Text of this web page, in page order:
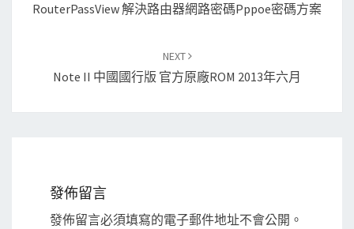
RouterPassView 解決路由器網路密碼pppoe密碼方案
NEXT
Note II 中國國行版 官方原廠ROM 2013年六月
發佈留言
發佈留言必須填寫的電子郵件地址不會公開。